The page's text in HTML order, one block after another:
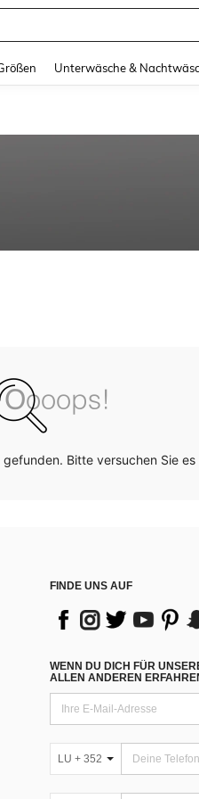
Unterwäsche &
Bitte versuchen Sie es
FINDE UNS AUF
WENN DU DICH FÜR
ALLEN ANDEREN
LU + 352